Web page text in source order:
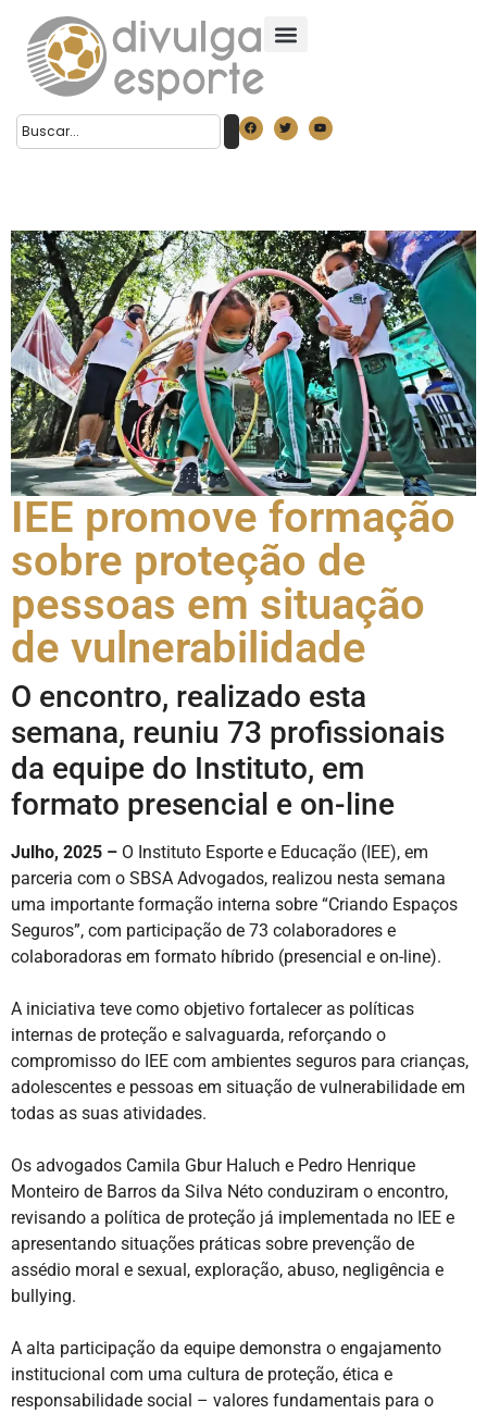
IEE promove formação
sobre proteção de
pessoas em situação
de vulnerabilidade
O encontro, realizado esta
semana, reuniu 73 profissionais
da equipe do Instituto, em
formato presencial e on-line
Julho, 2025 – O Instituto Esporte e Educação (IEE), em
parceria com o SBSA Advogados, realizou nesta semana
uma importante formação interna sobre “Criando Espaços
Seguros”, com participação de 73 colaboradores e
colaboradoras em formato híbrido (presencial e on-line).
A iniciativa teve como objetivo fortalecer as políticas
internas de proteção e salvaguarda, reforçando o
compromisso do IEE com ambientes seguros para crianças,
adolescentes e pessoas em situação de vulnerabilidade em
todas as suas atividades.
Os advogados Camila Gbur Haluch e Pedro Henrique
Monteiro de Barros da Silva Néto conduziram o encontro,
revisando a política de proteção já implementada no IEE e
apresentando situações práticas sobre prevenção de
assédio moral e sexual, exploração, abuso, negligência e
bullying.
A alta participação da equipe demonstra o engajamento
institucional com uma cultura de proteção, ética e
responsabilidade social – valores fundamentais para o